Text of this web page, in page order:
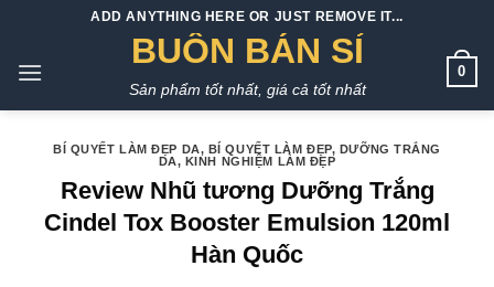
nội
ADD ANYTHING HERE OR JUST REMOVE IT...
BUÔN BÁN SỈ
Sản phẩm tốt nhất, giá cả tốt nhất
0
BÍ QUYẾT LÀM ĐẸP DA, BÍ QUYẾT LÀM ĐẸP, DƯỠNG TRẮNG
DA, KINH NGHIỆM LÀM ĐẸP
Review Nhũ tương Dưỡng Trắng
Cindel Tox Booster Emulsion 120ml
Hàn Quốc